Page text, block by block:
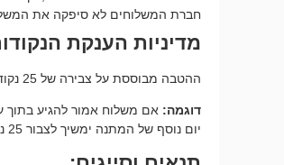
חברת המשלוחים לא סיפקה את
מדיניות הענקת
ההטבה מבוססת על צבירה של 25 נקודות מועדון עבור כל יום של המתנה, החל מיום העסקים הרביעי מרגע איסוף החבילה (100 נק במצטבר).
דוגמה:
יום נוסף של המתנה ימשיך לצבור 25 נקודות נוספות.